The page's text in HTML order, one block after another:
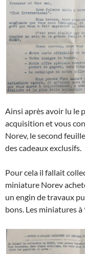
Ainsi après avoir lu le
acquisition et vous
Norev, le second
des cadeaux exclusifs.
Pour cela il fallait
miniature Norev
un engin de travaux
bons. Les miniatures